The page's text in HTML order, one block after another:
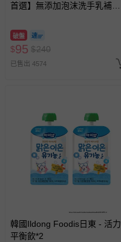
首選】無添加泡沫洗手乳補充
破盤
$95 $240
已售出 4574
韓國Ildong Foodis日東 - 活力
平衡飲*2